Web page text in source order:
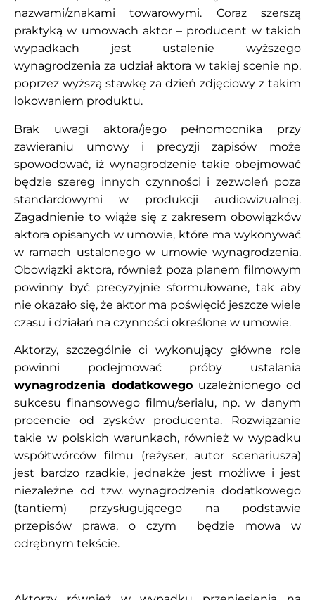
nazwami/znakami towarowymi. Coraz szerszą
praktyką w umowach aktor – producent w takich
wypadkach jest ustalenie wyższego
wynagrodzenia za udział aktora w takiej scenie np.
poprzez wyższą stawkę za dzień zdjęciowy z takim
lokowaniem produktu.
Brak uwagi aktora/jego pełnomocnika przy
zawieraniu umowy i precyzji zapisów może
spowodować, iż wynagrodzenie takie obejmować
będzie szereg innych czynności i zezwoleń poza
standardowymi w produkcji audiowizualnej.
Zagadnienie to wiąże się z zakresem obowiązków
aktora opisanych w umowie, które ma wykonywać
w ramach ustalonego w umowie wynagrodzenia.
Obowiązki aktora, również poza planem filmowym
powinny być precyzyjnie sformułowane, tak aby
nie okazało się, że aktor ma poświęcić jeszcze wiele
czasu i działań na czynności określone w umowie.
Aktorzy, szczególnie ci wykonujący główne role
powinni podejmować próby ustalania
wynagrodzenia dodatkowego uzależnionego od
sukcesu finansowego filmu/serialu, np. w danym
procencie od zysków producenta. Rozwiązanie
takie w polskich warunkach, również w wypadku
współtwórców filmu (reżyser, autor scenariusza)
jest bardzo rzadkie, jednakże jest możliwe i jest
niezależne od tzw. wynagrodzenia dodatkowego
(tantiem) przysługującego na podstawie
przepisów prawa, o czym będzie mowa w
odrębnym tekście.